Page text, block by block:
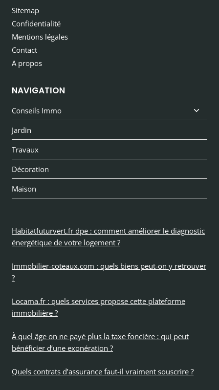
Sitemap
Confidentialité
Mentions légales
Contact
A propos
NAVIGATION
Conseils Immo
le
menu
Jardin
Travaux
Décoration
Maison
Habitatfuturvert.fr dpe : comment améliorer le diagnostic
énergétique de votre logement ?
Immobilier-coteaux.com : quels biens peut-on y retrouver
?
Locama.fr : quels services propose cette plateforme
immobilière ?
À quel âge on ne payé plus la taxe foncière : qui peut
bénéficier d’une exonération ?
Quels contrats d’assurance faut-il vraiment souscrire ?